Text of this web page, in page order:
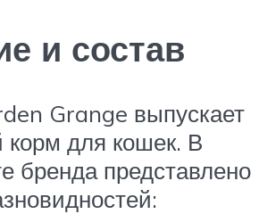
и состав
Grange выпускает
корм для кошек. В
бренда представлено